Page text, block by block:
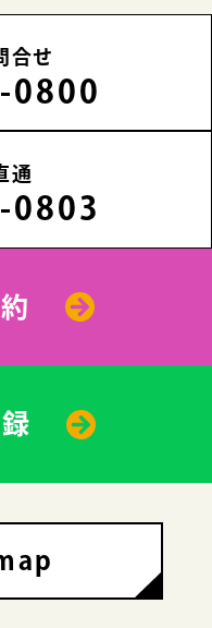
合せ
0800
通
0803